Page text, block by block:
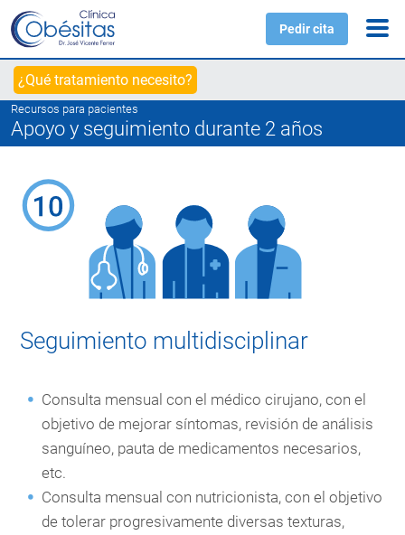
Pedir cita
¿Qué tratamiento necesito?
Recursos para pacientes
Apoyo y seguimiento durante 2 años
Seguimiento multidisciplinar
Consulta mensual con el médico cirujano, con el
objetivo de mejorar síntomas, revisión de análisis
sanguíneo, pauta de medicamentos necesarios,
etc.
Consulta mensual con nutricionista, con el objetivo
de tolerar progresivamente diversas texturas,